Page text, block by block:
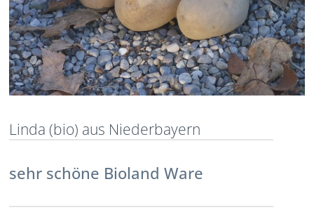
Linda (bio) aus Niederbayern
sehr schöne Bioland Ware